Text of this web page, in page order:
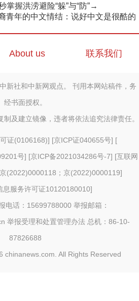
掌握洪涝避险“躲”与“防”→
青年的中文情结：说好中文是很酷的
About us 联系我们
新社和中新网观点。 刊用本网站稿件，务
经书面授权。
及建立镜像，违者将依法追究法律责任。
证(0106168)] [京ICP证040655号] [
号] [京ICP备2021034286号-7] [互联网
(2022)0000118；京(2022)0000119]
息服务许可证10120180010]
电话：15699788000 举报邮箱：
举报受理和处置管理办法 总机：86-10-
87826688
chinanews.com. All Rights Reserved